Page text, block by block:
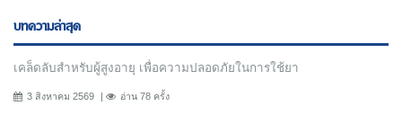
บทความล่าสุด
เคล็ดลับสำหรับผู้สูงอายุ เพื่อความปลอดภัยในการใช้ยา
3 สิงหาคม 2569 อ่าน 78 ครั้ง